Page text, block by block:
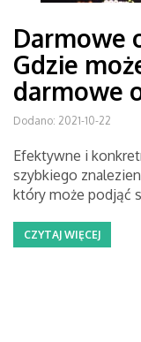
Darmowe
Gdzie
darmowe
Dodano: 2021-10-22
Efektywne i
szybkiego
który może podjąć
CZYTAJ WIĘCEJ